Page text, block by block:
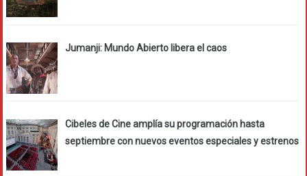
Jumanji: Mundo Abierto libera el caos
Cibeles de Cine amplía su programación hasta
septiembre con nuevos eventos especiales y estrenos